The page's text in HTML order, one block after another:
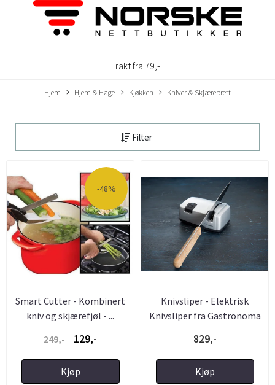
Frakt fra 79,-
Hjem Hjem & Hage Kjøkken Kniver & Skjærebrett
Filter
-48%
Smart Cutter - Kombinert
kniv og skjærefjøl - ...
249,-
129,-
Kjøp
Knivsliper - Elektrisk
Knivsliper fra Gastronoma
829,-
Kjøp